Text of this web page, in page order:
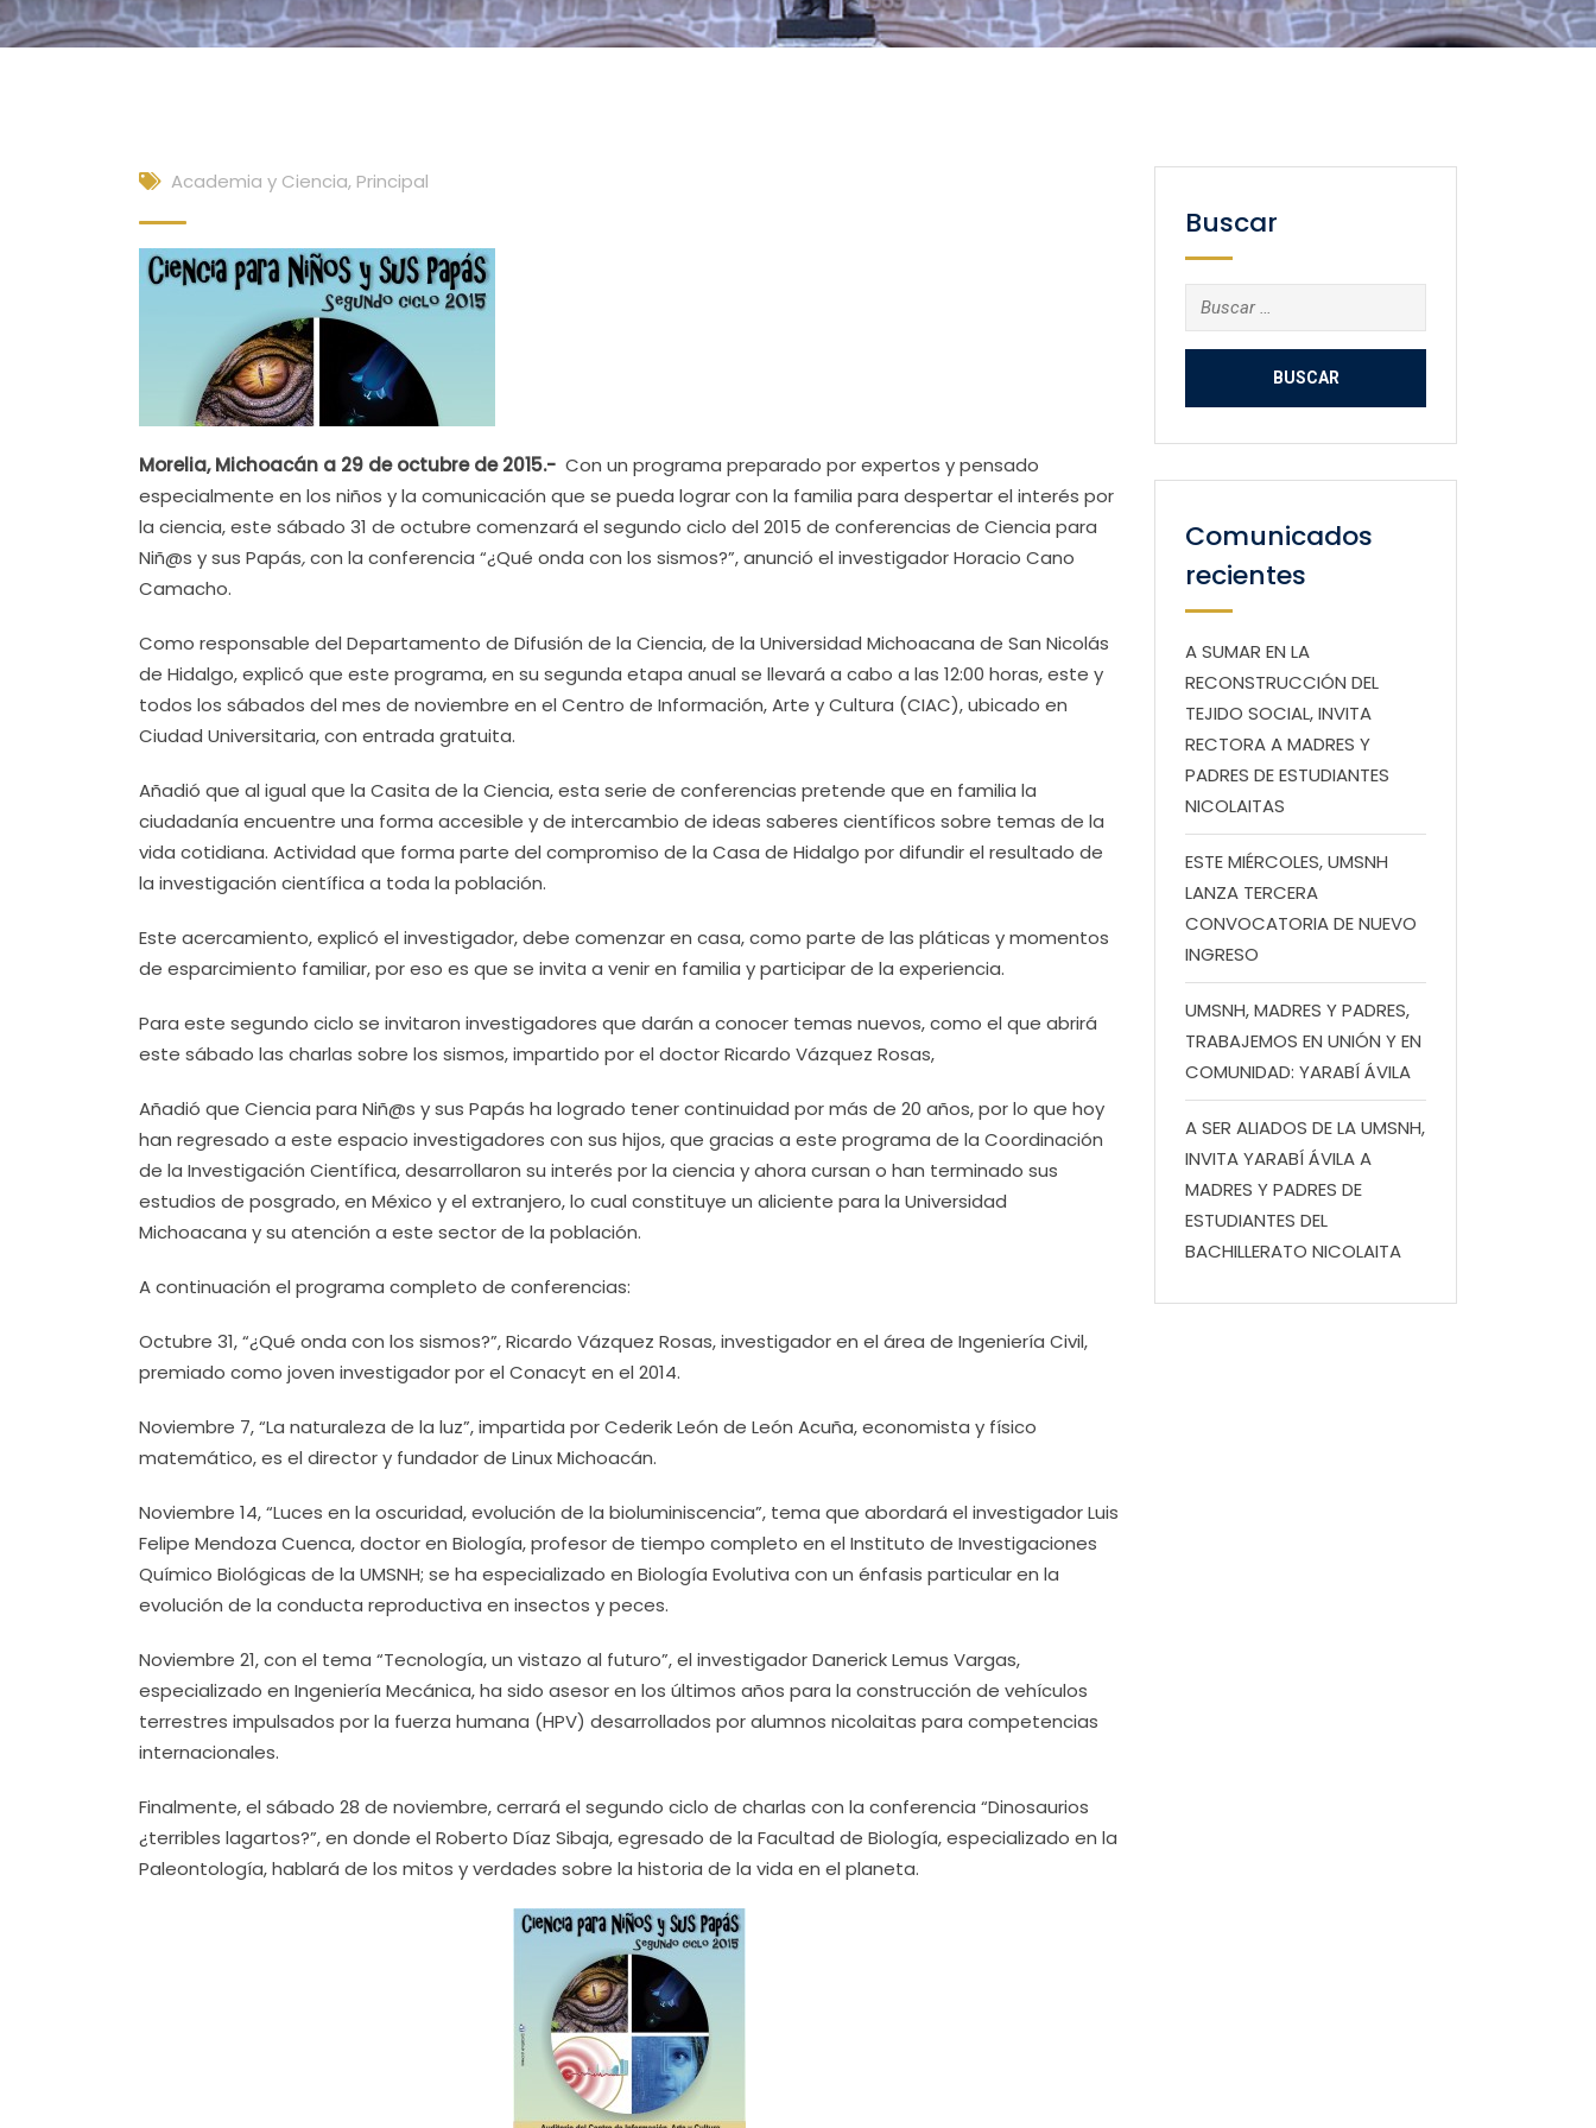
Academia y Ciencia, Principal
Morelia, Michoacán a 29 de octubre de 2015.- Con un programa preparado por expertos y pensado
especialmente en los niños y la comunicación que se pueda lograr con la familia para despertar el interés por
la ciencia, este sábado 31 de octubre comenzará el segundo ciclo del 2015 de conferencias de Ciencia para
Niñ@s y sus Papás,con la conferencia “¿Qué onda con los sismos?”, anunció el investigador Horacio Cano
Camacho.
Como responsable del Departamento de Difusión de la Ciencia, de la Universidad Michoacana de San Nicolás
de Hidalgo, explicó que este programa, en su segunda etapa anual se llevará a cabo a las 12:00 horas, este y
todos los sábados del mes de noviembre en el Centro de Información, Arte y Cultura (CIAC), ubicado en
Ciudad Universitaria, con entrada gratuita.
Añadió que al igual que la Casita de la Ciencia, esta serie de conferencias pretende que en familia la
ciudadanía encuentre una forma accesible y de intercambio de ideas saberes científicos sobre temas de la
vida cotidiana. Actividad que forma parte del compromiso de la Casa de Hidalgo por difundir el resultado de
la investigación científica a toda la población.
Este acercamiento, explicó el investigador, debe comenzar en casa, como parte de las pláticas y momentos
de esparcimiento familiar, por eso es que se invita a venir en familia y participar de la experiencia.
Para este segundo ciclo se invitaron investigadores que darán a conocer temas nuevos, como el que abrirá
este sábado las charlas sobre los sismos, impartido por el doctor Ricardo Vázquez Rosas,
Añadió que Ciencia para Niñ@s y sus Papás ha logrado tener continuidad por más de 20 años, por lo que hoy
han regresado a este espacio investigadores con sus hijos, que gracias a este programa de la Coordinación
de la Investigación Científica,desarrollaron su interés por la ciencia y ahora cursan o han terminado sus
estudios de posgrado, en México y el extranjero, lo cual constituye un aliciente para la Universidad
Michoacana y su atención a este sector de la población.
A continuación el programa completo de conferencias:
Octubre 31, “¿Qué onda con los sismos?”, Ricardo Vázquez Rosas, investigador en el área de Ingeniería Civil,
premiado como joven investigador por el Conacyt en el 2014.
Noviembre 7, “La naturaleza de la luz”, impartida por Cederik León de León Acuña, economista y físico
matemático, es el director y fundador de Linux Michoacán.
Noviembre 14, “Luces en la oscuridad, evolución de la bioluminiscencia”, tema que abordará el investigador Luis
Felipe Mendoza Cuenca, doctor en Biología, profesor de tiempo completo en el Instituto de Investigaciones
Químico Biológicas de la UMSNH; se ha especializado en Biología Evolutiva con un énfasis particular en la
evolución de la conducta reproductiva en insectos y peces.
Noviembre 21, con el tema “Tecnología, un vistazo al futuro”, el investigador Danerick Lemus Vargas,
especializado en Ingeniería Mecánica, ha sido asesor en los últimos años para la construcción de vehículos
terrestres impulsados por la fuerza humana (HPV) desarrollados por alumnos nicolaitas para competencias
internacionales.
Finalmente, el sábado 28 de noviembre, cerrará el segundo ciclo de charlas con la conferencia “Dinosaurios
¿terribles lagartos?”, en donde el Roberto Díaz Sibaja, egresado de la Facultad de Biología, especializado en la
Paleontología, hablará de los mitos y verdades sobre la historia de la vida en el planeta.
Buscar
Buscar:
Comunicados
recientes
A SUMAR EN LA
RECONSTRUCCIÓN DEL
TEJIDO SOCIAL, INVITA
RECTORA A MADRES Y
PADRES DE ESTUDIANTES
NICOLAITAS
ESTE MIÉRCOLES, UMSNH
LANZA TERCERA
CONVOCATORIA DE NUEVO
INGRESO
UMSNH, MADRES Y PADRES,
TRABAJEMOS EN UNIÓN Y EN
COMUNIDAD: YARABÍ ÁVILA
A SER ALIADOS DE LA UMSNH,
INVITA YARABÍ ÁVILA A
MADRES Y PADRES DE
ESTUDIANTES DEL
BACHILLERATO NICOLAITA